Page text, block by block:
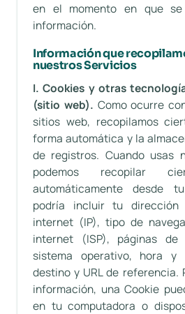
en el momento en que
información.
Información que
nuestros Servicios
I. Cookies y otras
(sitio web). Como ocurre
sitios web, recopilamos
forma automática y la
de registros. Cuando usas
podemos recopilar
automáticamente desde
podría incluir tu
internet (IP), tipo de
internet (ISP), páginas
sistema operativo, hora y
destino y URL de referencia.
información, una Cookie
en tu computadora o